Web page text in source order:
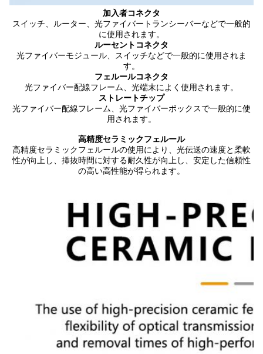
加入者コネクタ
スイッチ、ルーター、光ファイバートランシーバーなどで一般的
に使用されます。
ルーセントコネクタ
光ファイバーモジュール、スイッチなどで一般的に使用されま
す。
フェルールコネクタ
光ファイバー配線フレーム、光端末によく使用されます。
ストレートチップ
光ファイバー配線フレーム、光ファイバーボックスで一般的に使
用されます。
高精度セラミックフェルール
高精度セラミックフェルールの使用により、光伝送の速度と柔軟
性が向上し、挿抜時間に対する耐久性が向上し、安定した信頼性
の高い高性能が得られます。